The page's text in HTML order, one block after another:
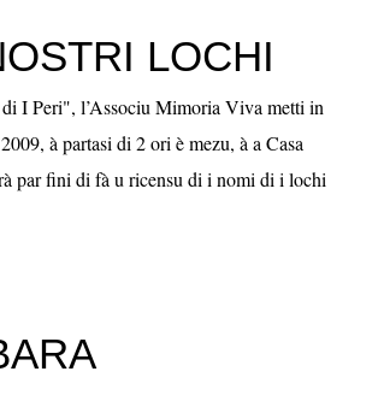
LOCHI
I Peri", l’Associu Mimoria Viva metti in
à partasi di 2 ori è mezu, à a Casa
par fini di fà u ricensu di i nomi di i lochi